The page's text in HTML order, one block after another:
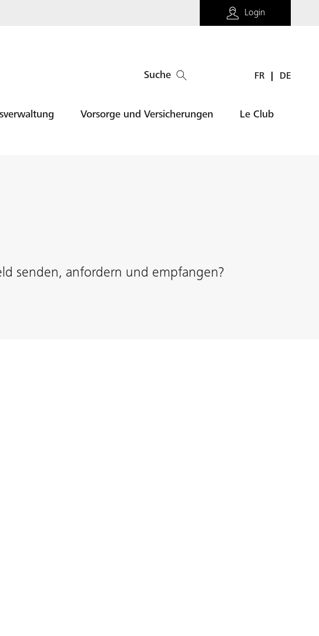
Login
Suche FR DE
Vorsorge und Versicherungen Le Club
senden, anfordern und empfangen?